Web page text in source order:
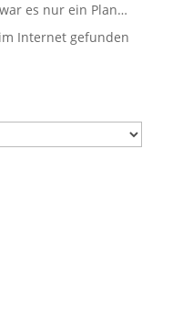
es nur ein Plan…
Internet gefunden